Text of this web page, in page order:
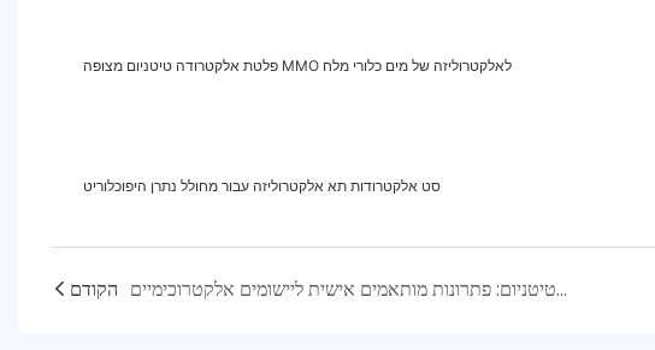
פלטת אלקטרודה טיטניום מצופה MMO ​​לאלקטרוליזה של מים כלורי מלח
סט אלקטרודות תא אלקטרוליזה עבור מחולל נתרן היפוכלוריט
הקודם אנודות פלטינום טיטניום: פתרונות מותאמים אישית ליישומים אלקטרוכימיים